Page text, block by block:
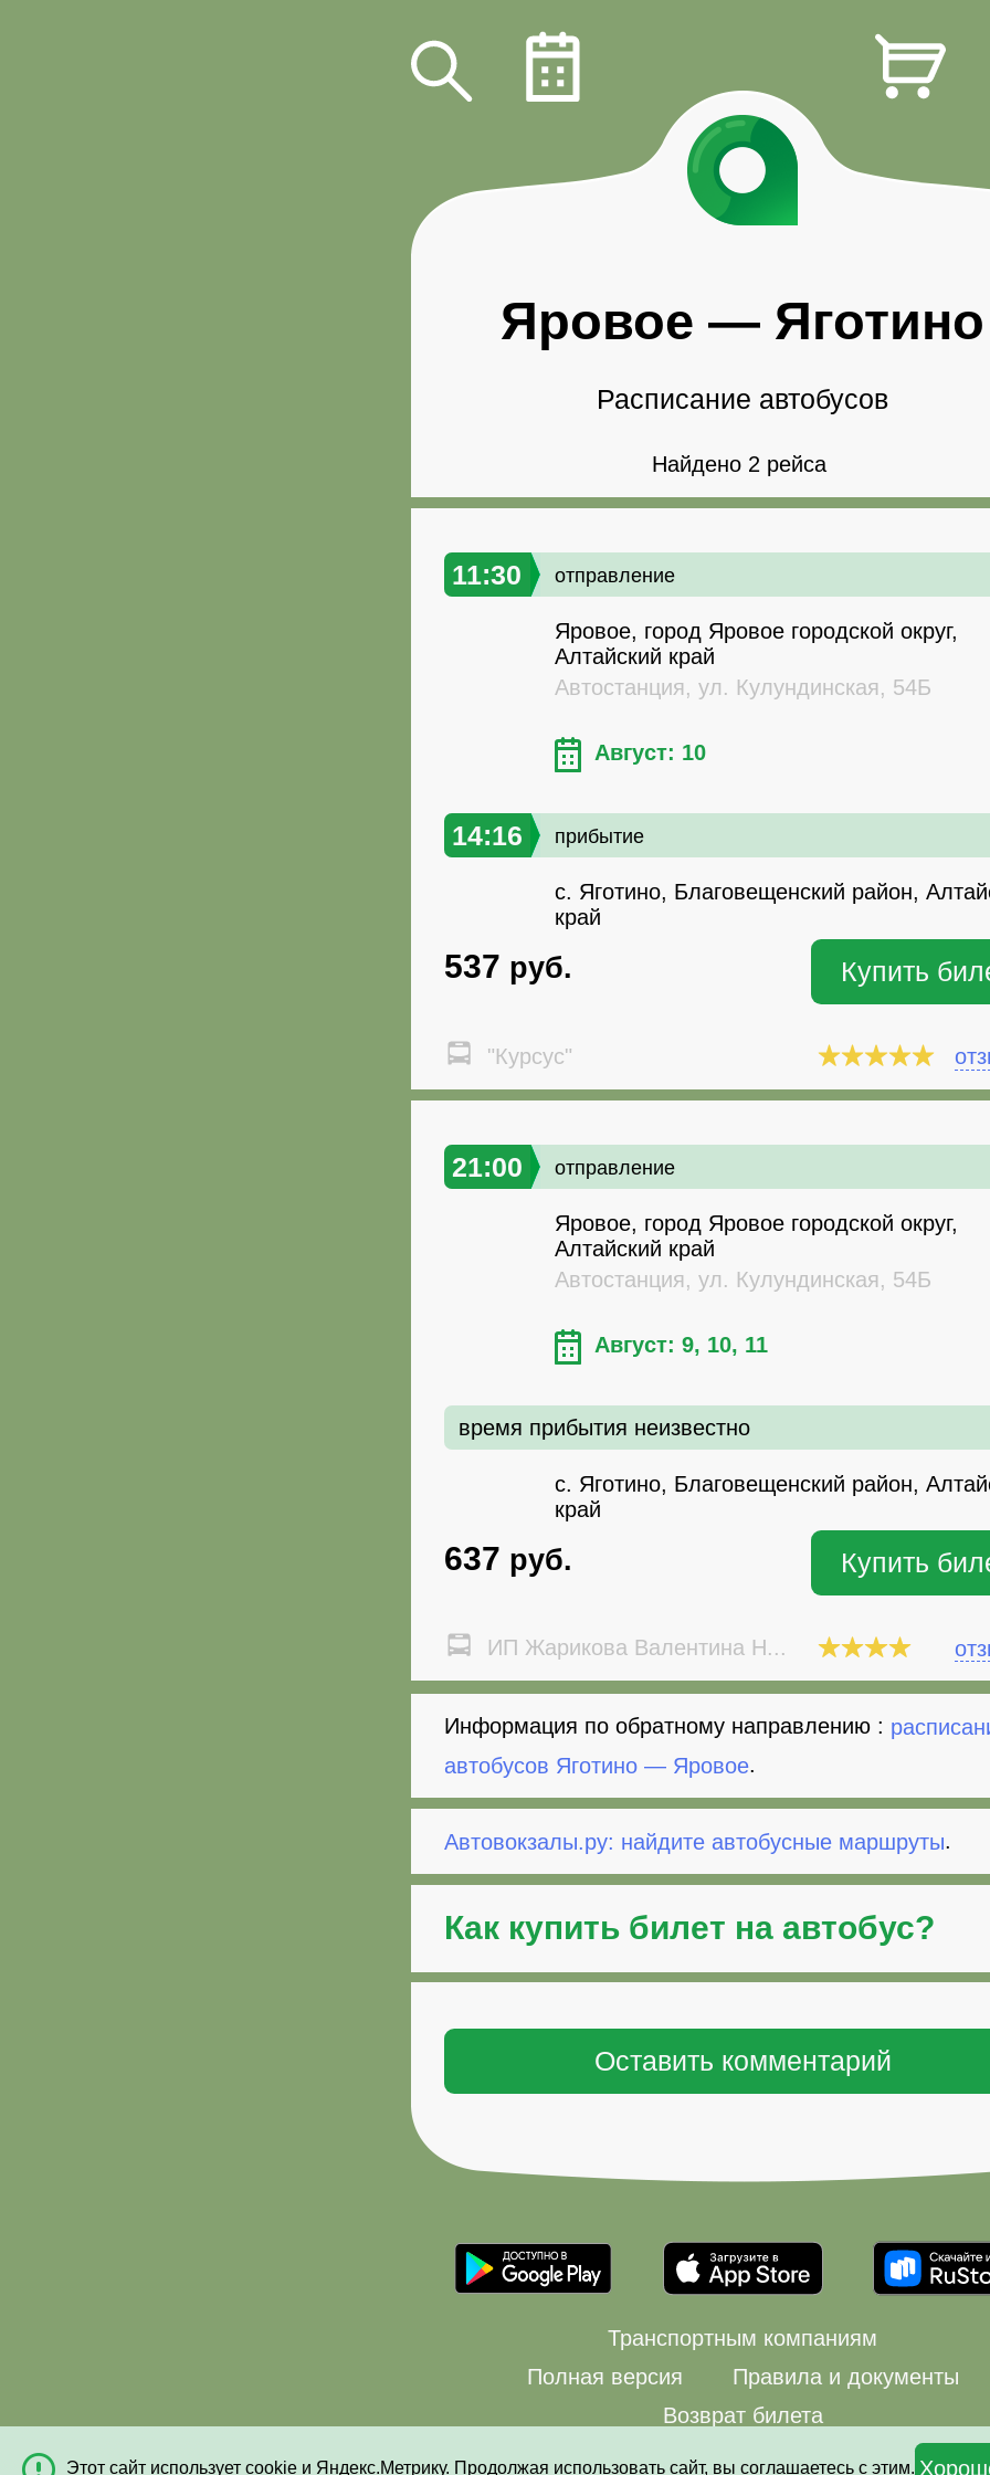
Яровое — Яготино
Расписание автобусов
Найдено 2 рейса
11:30 отправление
Яровое, город Яровое городской округ,
Алтайский край
Автостанция, ул. Кулундинская, 54Б
Август: 10
14:16 прибытие
с. Яготино, Благовещенский район,
край
537 руб. Купить
"Курсус"
21:00 отправление
Яровое, город Яровое городской округ,
Алтайский край
Автостанция, ул. Кулундинская, 54Б
Август: 9, 10, 11
время прибытия неизвестно
с. Яготино, Благовещенский район,
край
637 руб. Купить
ИП Жарикова Валентина Н...
Информация по обратному направлению :
автобусов Яготино — Яровое.
Автовокзалы.ру: найдите автобусные маршруты.
Как купить билет на автобус?
Транспортным компаниям
Полная версия
Правила и документы
Возврат билета
© 2008—2026 Автовокзалы.ру
Этот сайт использует cookie и Яндекс.Метрику. Продолжая использовать сайт, вы соглашаетесь с этим.